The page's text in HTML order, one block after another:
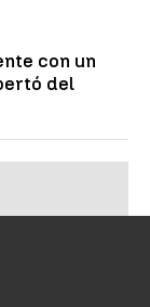
con un
del